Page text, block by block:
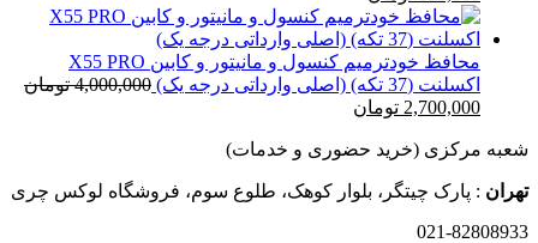
12,000,000 تومان
اصلی
300,000 تومان
بود.
فعلی
199,000 تومان
است.
محافظ خودترمیم کنسول و مانیتور و کابین X55 PRO
اکسلنت (37 تکه) (اصلی وارداتی درجه یک)
4,000,000 تومان
قیمت
4,000,000 تومان
2,700,000 تومان
2,700,000 تومان
شعبه مرکزی (خرید حضوری و خدمات)
تهران : پارک چیتگر، بلوار کوهک، طلوع سوم، فروشگاه لوکس چری
021-82808933